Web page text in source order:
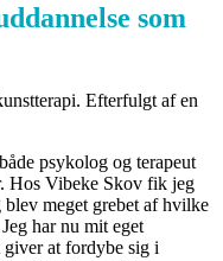
som
Efterfulgt af en
psykolog og terapeut
Hos Vibeke Skov fik jeg
meget grebet af hvilke
har nu mit eget
at fordybe sig i